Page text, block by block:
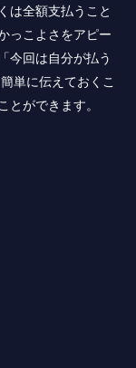
は全額支払うこと
っこよさをアピー
今回は自分が払う
単に伝えておくこ
とができます。